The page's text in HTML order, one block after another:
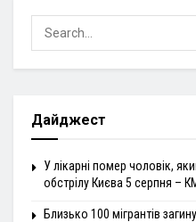
Дайджест
У лікарні помер чоловік,
обстрілу Києва 5 серпня –
Близько 100 мігрантів